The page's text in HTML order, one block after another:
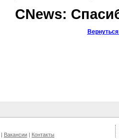
CNews:
| Вакансии | Контакты